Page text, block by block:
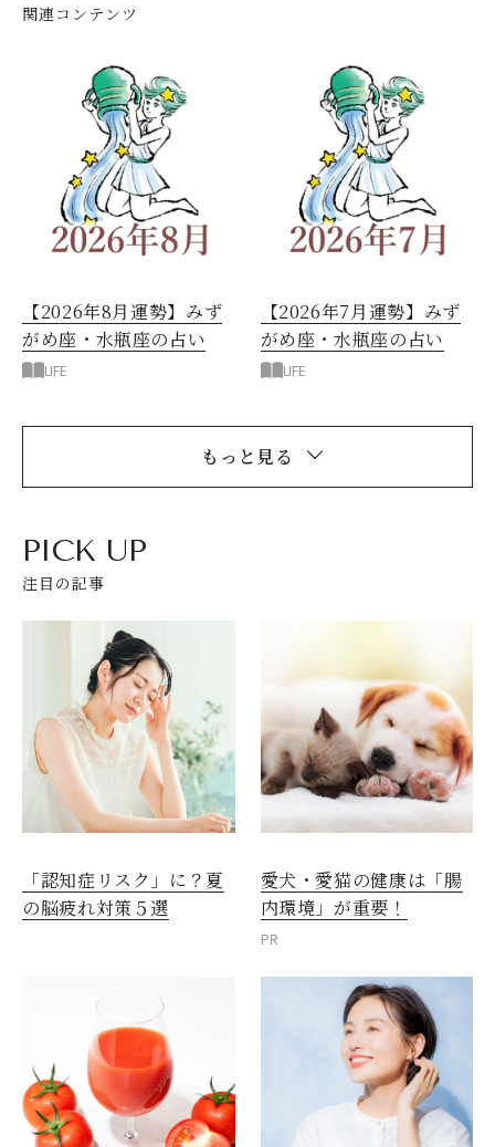
関連コンテンツ
【2026年8月運勢】みず
がめ座・水瓶座の占い
LIFE
【2026年7月運勢】みず
がめ座・水瓶座の占い
LIFE
もっと見る
PICK UP
注目の記事
「認知症リスク」に？夏
の脳疲れ対策５選
愛犬・愛猫の健康は「腸
内環境」が重要！
PR